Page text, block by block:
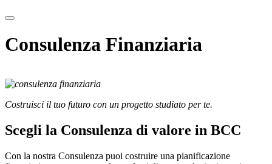
Consulenza Finanziaria
Costruisci il tuo futuro con un progetto studiato per te.
Scegli la Consulenza di valore in BCC
Con la nostra Consulenza puoi costruire una pianificazione